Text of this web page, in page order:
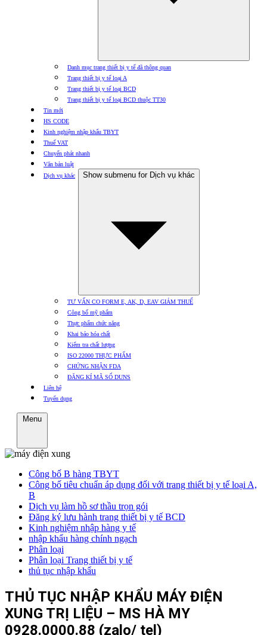
Danh mục trang thiết bị y tế đã thông quan
Trang thiết bị y tế loại A
Trang thiết bị y tế loại BCD
Trang thiết bị y tế loại BCD thuộc TT30
Tin mới
HS CODE
Kinh nghiệm nhập khẩu TBYT
Thuế VAT
Chuyển phát nhanh
Văn bản luật
Dịch vụ khác
Show submenu for Dịch vụ khác
TƯ VẤN CO FORM E, AK, D, EAV GIẢM THUẾ
Công bố mỹ phẩm
Thực phẩm chức năng
Khai báo hóa chất
Kiểm tra chất lượng
ISO 22000 THỰC PHẨM
CHỨNG NHẬN FDA
ĐĂNG KÍ MÃ SỐ DUNS
Liên hệ
Tuyển dụng
Menu
Công bố B hàng TBYT
Công bố tiêu chuẩn áp dụng đối với trang thiết bị y tế loại A,
B
Dịch vụ làm hồ sơ thầu trọn gói
Đăng ký lưu hành trang thiết bị y tế BCD
Kinh nghiệm nhập hàng y tế
nhập khẩu hàng chính ngạch
Phân loại
Phân loại Trang thiết bị y tế
thủ tục nhập khẩu
THỦ TỤC NHẬP KHẨU MÁY ĐIỆN
XUNG TRỊ LIỆU – MS HÀ MY
0928.0000.88 (zalo/ tel)